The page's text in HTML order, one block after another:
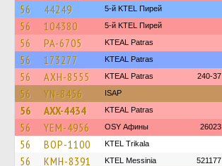
56 44249 5-й KTEL Пирей
56 104380 5-й KTEL Пирей
56 PA-6705 KTEAL Patras
56 173277 KTEAL Patras
56 AXH-8555 KTEAL Patras 240-37
56 YN-8456 ISAP
56 AXX-4434 KTEAL Patras
56 YEM-4956 OSY Афины 26023
56 BOP-1100 ΚΤΕL Τrikala
56 KMH-8391 KTEL Messinia 521177